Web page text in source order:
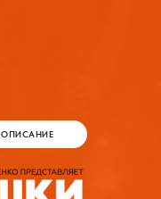
ОПИСАНИЕ